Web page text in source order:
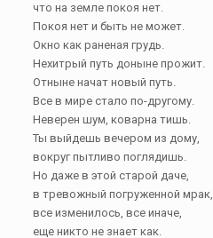
что на земле покоя нет.
Покоя нет и быть не может.
Окно как раненая грудь.
Нехитрый путь доныне прожит.
Отныне начат новый путь.
Все в мире стало по-другому.
Неверен шум, коварна тишь.
Ты выйдешь вечером из дому,
вокруг пытливо поглядишь.
Но даже в этой старой даче,
в тревожный погруженной мрак,
все изменилось, все иначе,
еще никто не знает как.